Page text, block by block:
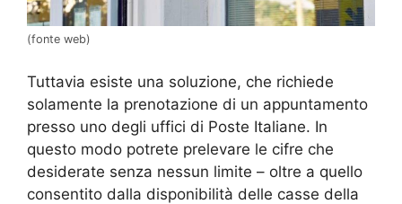
(fonte web)
Tuttavia esiste una soluzione, che richiede
solamente la prenotazione di un appuntamento
presso uno degli uffici di Poste Italiane. In
questo modo potrete prelevare le cifre che
desiderate senza nessun limite – oltre a quello
consentito dalla disponibilità delle casse della